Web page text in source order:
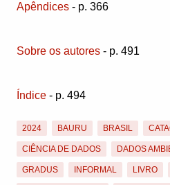
Apêndices - p. 366
Sobre os autores - p. 491
Índice - p. 494
2024 BAURU BRASIL
CIÊNCIA DE DADOS DADOS
GRADUS INFORMAL LIVRO